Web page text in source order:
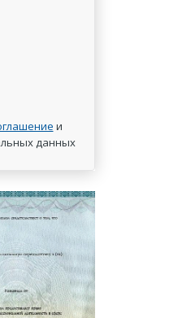
и
данных